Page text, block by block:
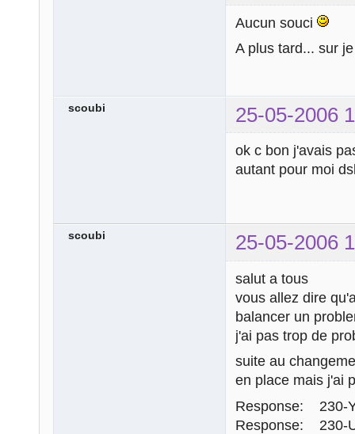
Aucun souci
A plus tard... sur
scoubi 25-05-2006
ok c bon j'avais
autant pour moi
scoubi 25-05-2006
salut a tous
vous allez dire
balancer un
j'ai pas trop de
suite au
en place mais j'ai
Response: 230-
Response: 230-